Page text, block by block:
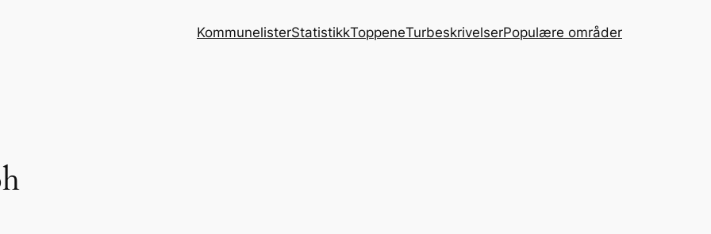
KommunelisterStatistikkToppeneTurbeskrivelserPopulære områder